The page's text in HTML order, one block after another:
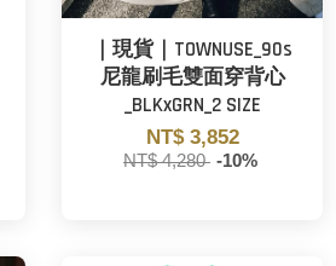
｜現貨｜TOWNUSE_90s
尼龍刷毛雙面穿背心
_BLKxGRN_2 SIZE
NT$ 3,852
NT$ 4,280 -10%